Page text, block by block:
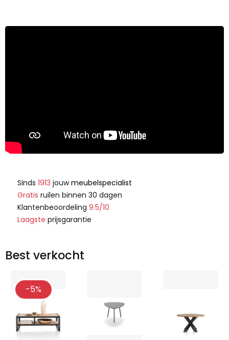
Sinds 1913 jouwmeubelspecialist
Gratis ruilen binnen 30 dagen
Klantenbeoordeling 9.5/10
Laagste prijsgarantie
Best verkocht
-5%